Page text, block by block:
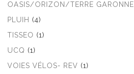
OASIS/ORIZON/TERRE GARONNE
PLUIH (4)
TISSEO (1)
UCQ (1)
VOIES VÉLOS- REV (1)